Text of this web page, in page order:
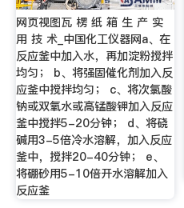
网页视图瓦 楞 纸 箱 生 产 实
用 技 术_中国化工仪器网a、在
反应釜中加入水，再加淀粉搅拌
均匀； b、将强固催化剂加入反
应釜中搅拌均匀； c、将次氯酸
钠或双氧水或高锰酸钾加入反应
釜中搅拌5-20分钟； d、将硗
碱用3-5倍冷水溶解，加入反应
釜中，搅拌20-40分钟； e、
将硼砂用5-10倍开水溶解加入
反应釜